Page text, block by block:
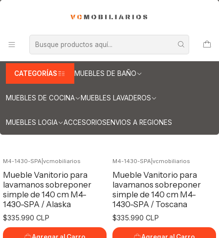
CATEGORÍAS MUEBLES DE BAÑO
MUEBLES DE COCINA MUEBLES LAVADEROS
MUEBLES LOGIA ACCESORIOSENVIOS A REGIONES
Muebles para lavamanos sobreponer aereo
Muebles para lavamanos sobreponer aereo doble
Muebles para lavamanos sobreponer aereo doble de 140 cm
Muebles para lavamanos sobreponer
Filtros
M4-1430-SPA| vcmobiliarios
Mueble Vanitorio para
lavamanos sobreponer
simple de 140 cm M4-
1430-SPA / Alaska
$335.990 CLP
M4-1430-SPA| vcmobiliarios
Mueble Vanitorio para
lavamanos sobreponer
simple de 140 cm M4-
1430-SPA / Toscana
$335.990 CLP